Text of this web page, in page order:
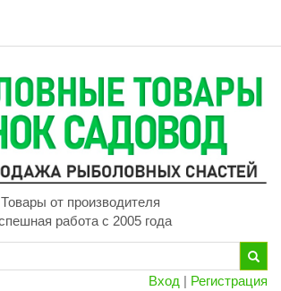
Товары от производителя
работа с 2005 года
Вход | Регистрация